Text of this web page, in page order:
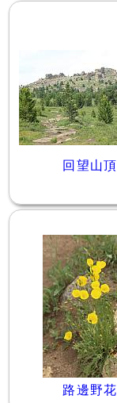
回望山頂
路邊野花